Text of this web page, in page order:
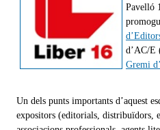
Pavelló
d’AC/E
Gremi
Un dels punts importants d’aquest
expositors (editorials, distribuïdors,